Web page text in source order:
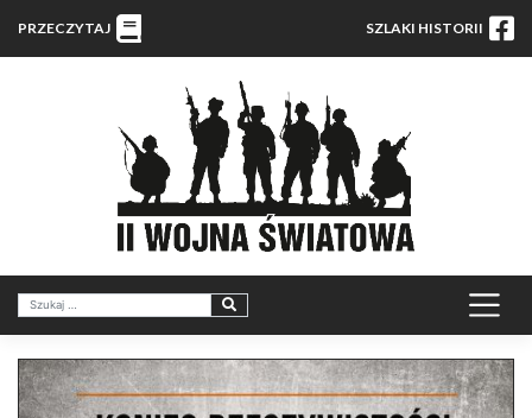
PRZECZYTAJ SZLAKI HISTORII